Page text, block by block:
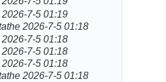
2026-7-5 01:19
2026-7-5 01:18
2026-7-5 01:18
2026-7-5 01:18
2026-7-5 01:18
2026-7-5 01:18